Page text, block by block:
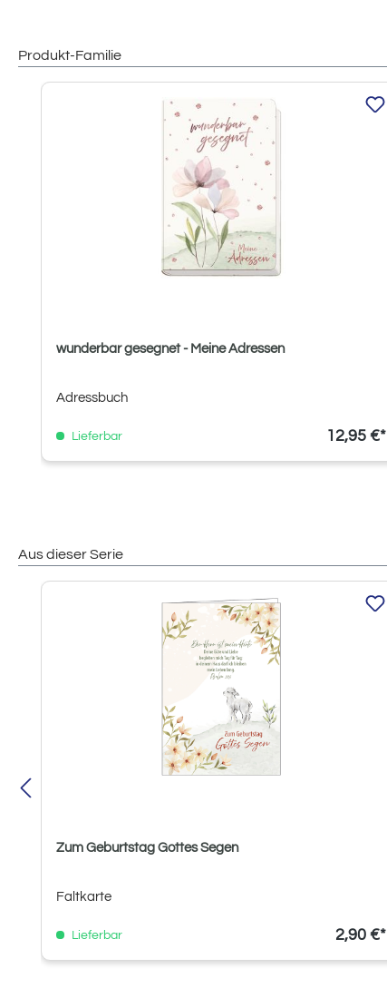
Produkt-Familie
Produktgalerie überspringen
wunderbar gesegnet - Meine Adressen
Adressbuch
Lieferbar 12,95 €*
Aus dieser Serie
Produktgalerie überspringen
Zum Geburtstag Gottes Segen
Faltkarte
Lieferbar 2,90 €*